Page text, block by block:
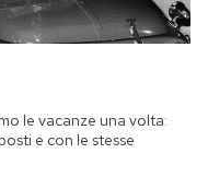
le vacanze una volta:
e con le stesse